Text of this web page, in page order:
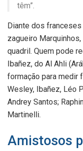
têm”.
Diante dos
zagueiro
quadril. Quem pode
Ibañez, do Al Ahli
formação para medir
Wesley, Ibañez, Léo
Andrey Santos;
Martinelli.
Amistosos